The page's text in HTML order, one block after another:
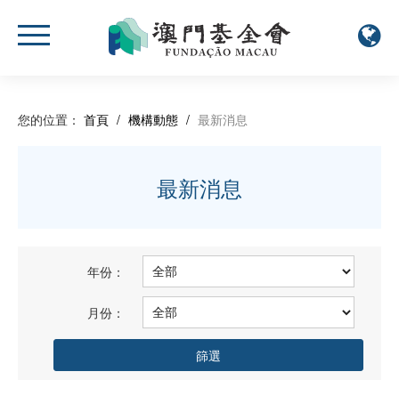
您的位置： 首頁 / 機構動態 / 最新消息
最新消息
年份：
月份：
篩選